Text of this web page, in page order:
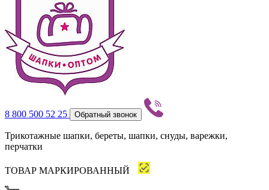
8 800 500 52 25 Обратный звонок
Трикотажные шапки, береты, шапки, снуды, варежки,
перчатки
ТОВАР МАРКИРОВАННЫЙ